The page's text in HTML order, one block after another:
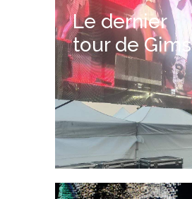
Le dernier
tour de Gims